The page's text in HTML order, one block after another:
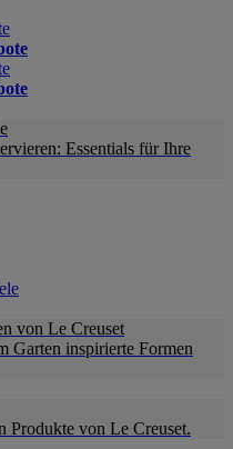
Essentials für Ihre
von Le Creuset
Garten inspirierte Formen
Produkte von Le Creuset.